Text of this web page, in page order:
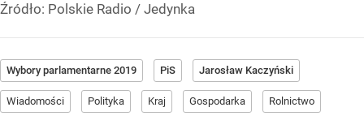
Źródło: Polskie Radio / Jedynka
Wybory parlamentarne 2019 PiS Jarosław Kaczyński
Wiadomości Polityka Kraj Gospodarka Rolnictwo